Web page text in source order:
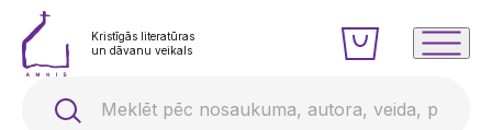
Kristīgās literatūras
un dāvanu veikals